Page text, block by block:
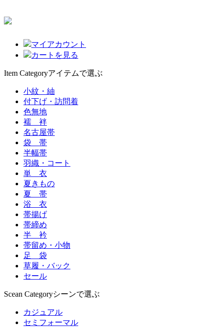
マイアカウント
カートを見る
Item Categoryアイテムで選ぶ
小紋・紬
付下げ・訪問着
色無地
襦 袢
名古屋帯
袋 帯
半幅帯
羽織・コート
単 衣
夏きもの
夏 帯
浴 衣
帯揚げ
帯締め
半 衿
帯留め・小物
足 袋
草履・バック
セール
Scean Categoryシーンで選ぶ
カジュアル
セミフォーマル